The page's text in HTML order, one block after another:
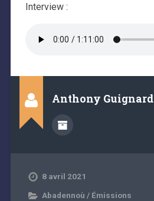
Interview :
Anthony Guignard
8 avril 2021
Abadennoù / Émissions